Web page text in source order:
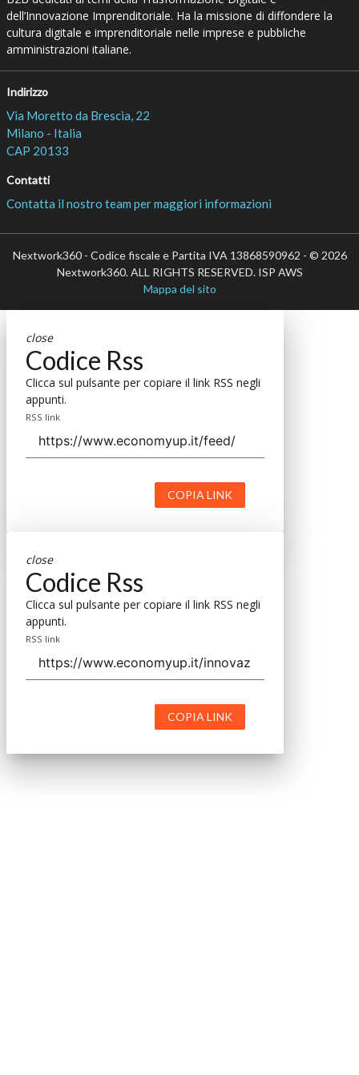
dell’Innovazione Imprenditoriale. Ha la missione di diffondere la
cultura digitale e imprenditoriale nelle imprese e pubbliche
amministrazioni italiane.
Indirizzo
Via Moretto da Brescia, 22
Milano - Italia
CAP 20133
Contatti
Contatta il nostro team per maggiori informazioni
Nextwork360 - Codice fiscale e Partita IVA 13868590962 - © 2026
Nextwork360. ALL RIGHTS RESERVED. ISP AWS
Mappa del sito
close
Codice Rss
Clicca sul pulsante per copiare il link RSS negli
appunti.
RSS link
COPIA LINK
close
Codice Rss
Clicca sul pulsante per copiare il link RSS negli
appunti.
RSS link
COPIA LINK